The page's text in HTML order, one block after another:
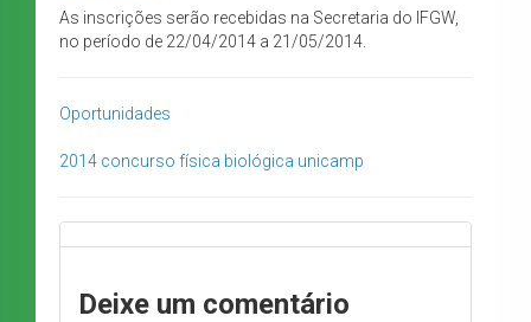
As inscrições serão recebidas na Secretaria do IFGW,
no período de 22/04/2014 a 21/05/2014.
Oportunidades
2014 concurso física biológica unicamp
Deixe um comentário